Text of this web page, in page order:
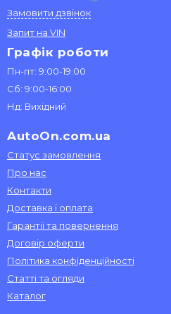
Замовити дзвінок
Запит на VIN
Графік роботи
Пн-пт: 9:00-19:00
Сб: 9:00-16:00
Нд: Вихідний
AutoOn.com.ua
Статус замовлення
Про нас
Контакти
Доставка і оплата
Гарантії та повернення
Договір оферти
Політика конфіденційності
Статті та огляди
Каталог